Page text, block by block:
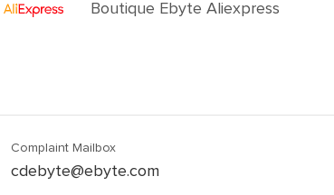
Boutique Ebyte Aliexpress
Complaint Mailbox
cdebyte@ebyte.com